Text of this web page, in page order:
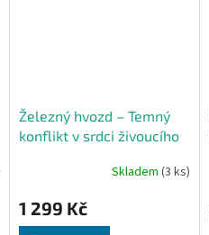
Železný hvozd – Temný
konflikt v srdci živoucího
Skladem (3 ks)
1 299 Kč